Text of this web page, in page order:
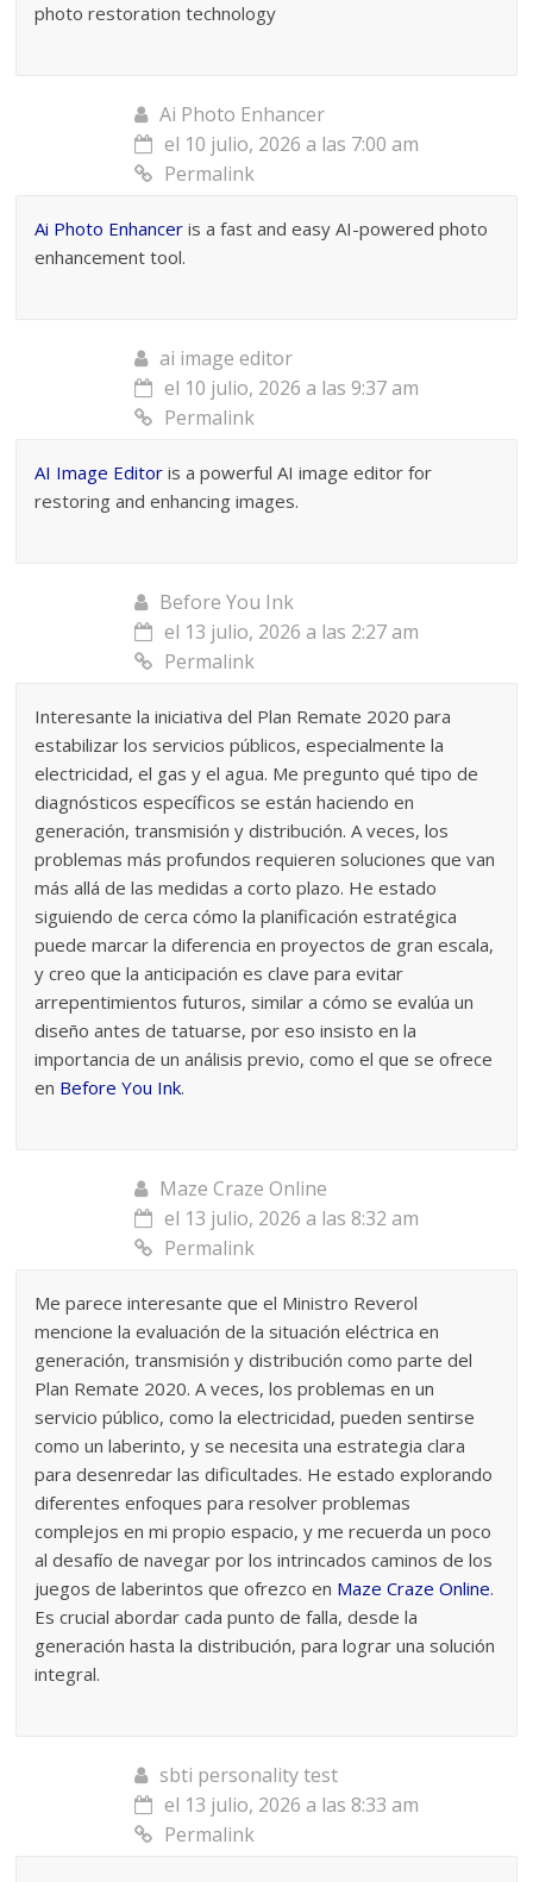
photo restoration technology
Ai Photo Enhancer
el 10 julio, 2026 a las 7:00 am
Permalink
Ai Photo Enhancer is a fast and easy AI-powered photo
enhancement tool.
ai image editor
el 10 julio, 2026 a las 9:37 am
Permalink
AI Image Editor is a powerful AI image editor for
restoring and enhancing images.
Before You Ink
el 13 julio, 2026 a las 2:27 am
Permalink
Interesante la iniciativa del Plan Remate 2020 para
estabilizar los servicios públicos, especialmente la
electricidad, el gas y el agua. Me pregunto qué tipo de
diagnósticos específicos se están haciendo en
generación, transmisión y distribución. A veces, los
problemas más profundos requieren soluciones que van
más allá de las medidas a corto plazo. He estado
siguiendo de cerca cómo la planificación estratégica
puede marcar la diferencia en proyectos de gran escala,
y creo que la anticipación es clave para evitar
arrepentimientos futuros, similar a cómo se evalúa un
diseño antes de tatuarse, por eso insisto en la
importancia de un análisis previo, como el que se ofrece
en Before You Ink.
Maze Craze Online
el 13 julio, 2026 a las 8:32 am
Permalink
Me parece interesante que el Ministro Reverol
mencione la evaluación de la situación eléctrica en
generación, transmisión y distribución como parte del
Plan Remate 2020. A veces, los problemas en un
servicio público, como la electricidad, pueden sentirse
como un laberinto, y se necesita una estrategia clara
para desenredar las dificultades. He estado explorando
diferentes enfoques para resolver problemas
complejos en mi propio espacio, y me recuerda un poco
al desafío de navegar por los intrincados caminos de los
juegos de laberintos que ofrezco en Maze Craze Online.
Es crucial abordar cada punto de falla, desde la
generación hasta la distribución, para lograr una solución
integral.
sbti personality test
el 13 julio, 2026 a las 8:33 am
Permalink